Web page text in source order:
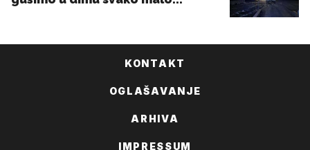
KONTAKT
OGLAŠAVANJE
ARHIVA
IMPRESSUM